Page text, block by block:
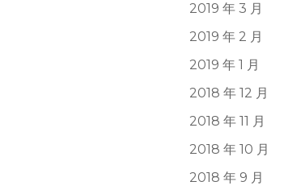
2019 年 3 月
2019 年 2 月
2019 年 1 月
2018 年 12 月
2018 年 11 月
2018 年 10 月
2018 年 9 月